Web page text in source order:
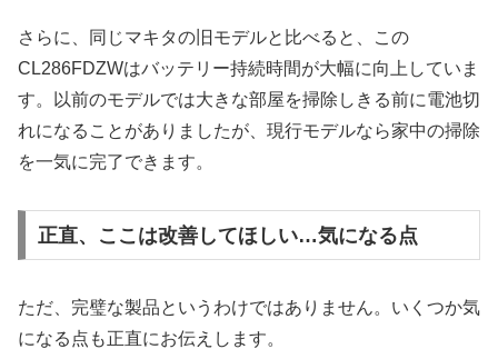
さらに、同じマキタの旧モデルと比べると、この
CL286FDZWはバッテリー持続時間が大幅に向上していま
す。以前のモデルでは大きな部屋を掃除しきる前に電池切
れになることがありましたが、現行モデルなら家中の掃除
を一気に完了できます。
正直、ここは改善してほしい…気になる点
ただ、完璧な製品というわけではありません。いくつか気
になる点も正直にお伝えします。